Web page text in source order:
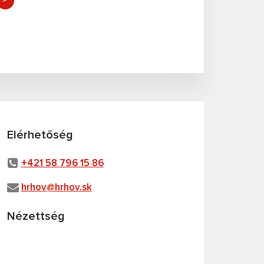
Elérhetőség
+421 58 796 15 86
hrhov@hrhov.sk
Nézettség